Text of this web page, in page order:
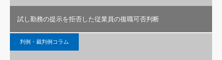
試し勤務の提示を拒否した従業員の復職可否判断
判例・裁判例コラム